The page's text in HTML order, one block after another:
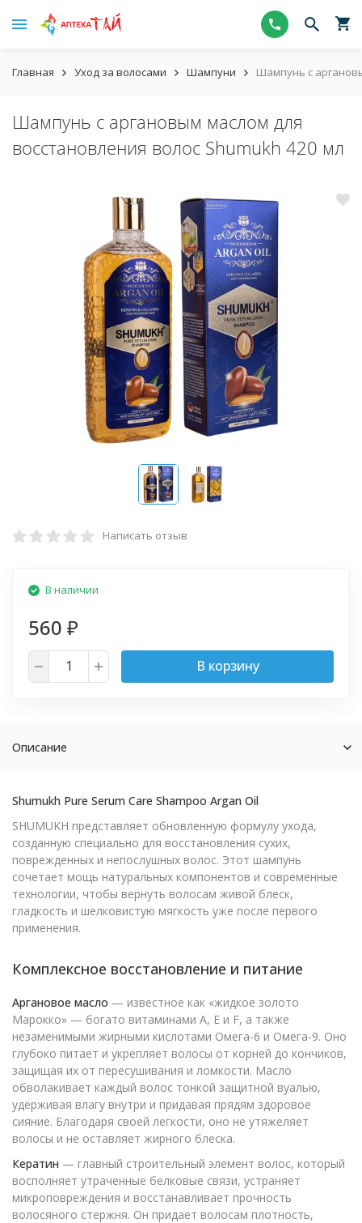
Главная Уход за волосами Шампуни Шампунь с
Шампунь с аргановым маслом для
восстановления волос Shumukh 420 мл
Написать отзыв
В наличии
560 ₽
В корзину
Описание
Shumukh Pure Serum Care Shampoo Argan Oil
SHUMUKH представляет обновленную формулу ухода,
созданную специально для восстановления сухих,
поврежденных и непослушных волос. Этот шампунь
сочетает мощь натуральных компонентов и современные
технологии, чтобы вернуть волосам живой блеск,
гладкость и шелковистую мягкость уже после первого
применения.
Комплексное восстановление и питание
Аргановое масло — известное как «жидкое золото
Марокко» — богато витаминами A, E и F, а также
незаменимыми жирными кислотами Омега-6 и Омега-9. Оно
глубоко питает и укрепляет волосы от корней до кончиков,
защищая их от пересушивания и ломкости. Масло
обволакивает каждый волос тонкой защитной вуалью,
удерживая влагу внутри и придавая прядям здоровое
сияние. Благодаря своей легкости, оно не утяжеляет
волосы и не оставляет жирного блеска.
Кератин — главный строительный элемент волос, который
восполняет утраченные белковые связи, устраняет
микроповреждения и восстанавливает прочность
волосяного стержня. Он придает волосам плотность,